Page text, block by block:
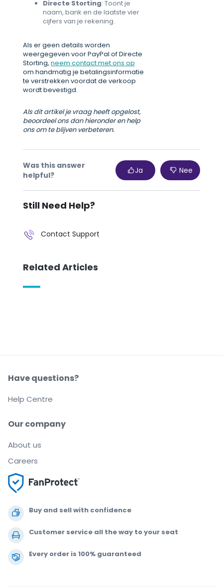
Directe Storting: Toont je
naam, bank en de laatste vier
cijfers van je rekening.
Als er geen details worden
weergegeven voor PayPal of Directe
Storting, neem contact met ons op
om handmatig je betalingsinformatie
te verstrekken voordat de verkoop
wordt bevestigd.
Als dit artikel je vraag heeft opgelost,
beoordeel ons dan hieronder en help
ons om te blijven verbeteren.
Was this answer
helpful?
Ja Nee
Still Need Help?
Contact Support
Related Articles
Buy and sell with confidence
Customer service all the way to your seat
Every order is 100% guaranteed
Our company
About us
Careers
Have questions?
Help Centre